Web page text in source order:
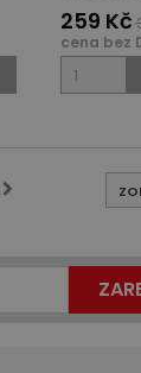
259 Kč
cena bez